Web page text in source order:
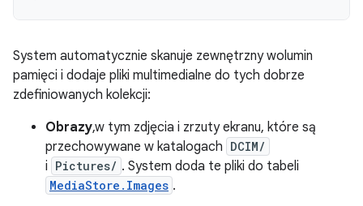
System automatycznie skanuje zewnętrzny wolumin
pamięci i dodaje pliki multimedialne do tych dobrze
zdefiniowanych kolekcji:
Obrazy,w tym zdjęcia i zrzuty ekranu, które są
przechowywane w katalogach DCIM/
i Pictures/ . System doda te pliki do tabeli
MediaStore.Images .